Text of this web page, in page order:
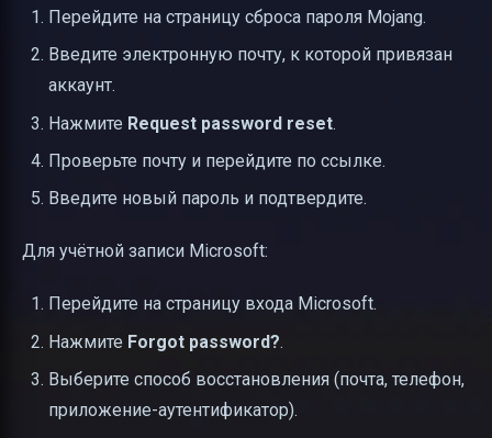
Перейдите на страницу сброса пароля Mojang.
Введите электронную почту, к которой привязан
аккаунт.
Нажмите Request password reset.
Проверьте почту и перейдите по ссылке.
Введите новый пароль и подтвердите.
Для учётной записи Microsoft:
Перейдите на страницу входа Microsoft.
Нажмите Forgot password?.
Выберите способ восстановления (почта, телефон,
приложение-аутентификатор).